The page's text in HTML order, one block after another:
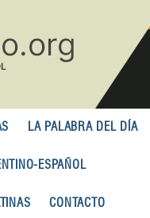
LA PALABRA DEL DÍA
ESPAÑOL
CONTACTO